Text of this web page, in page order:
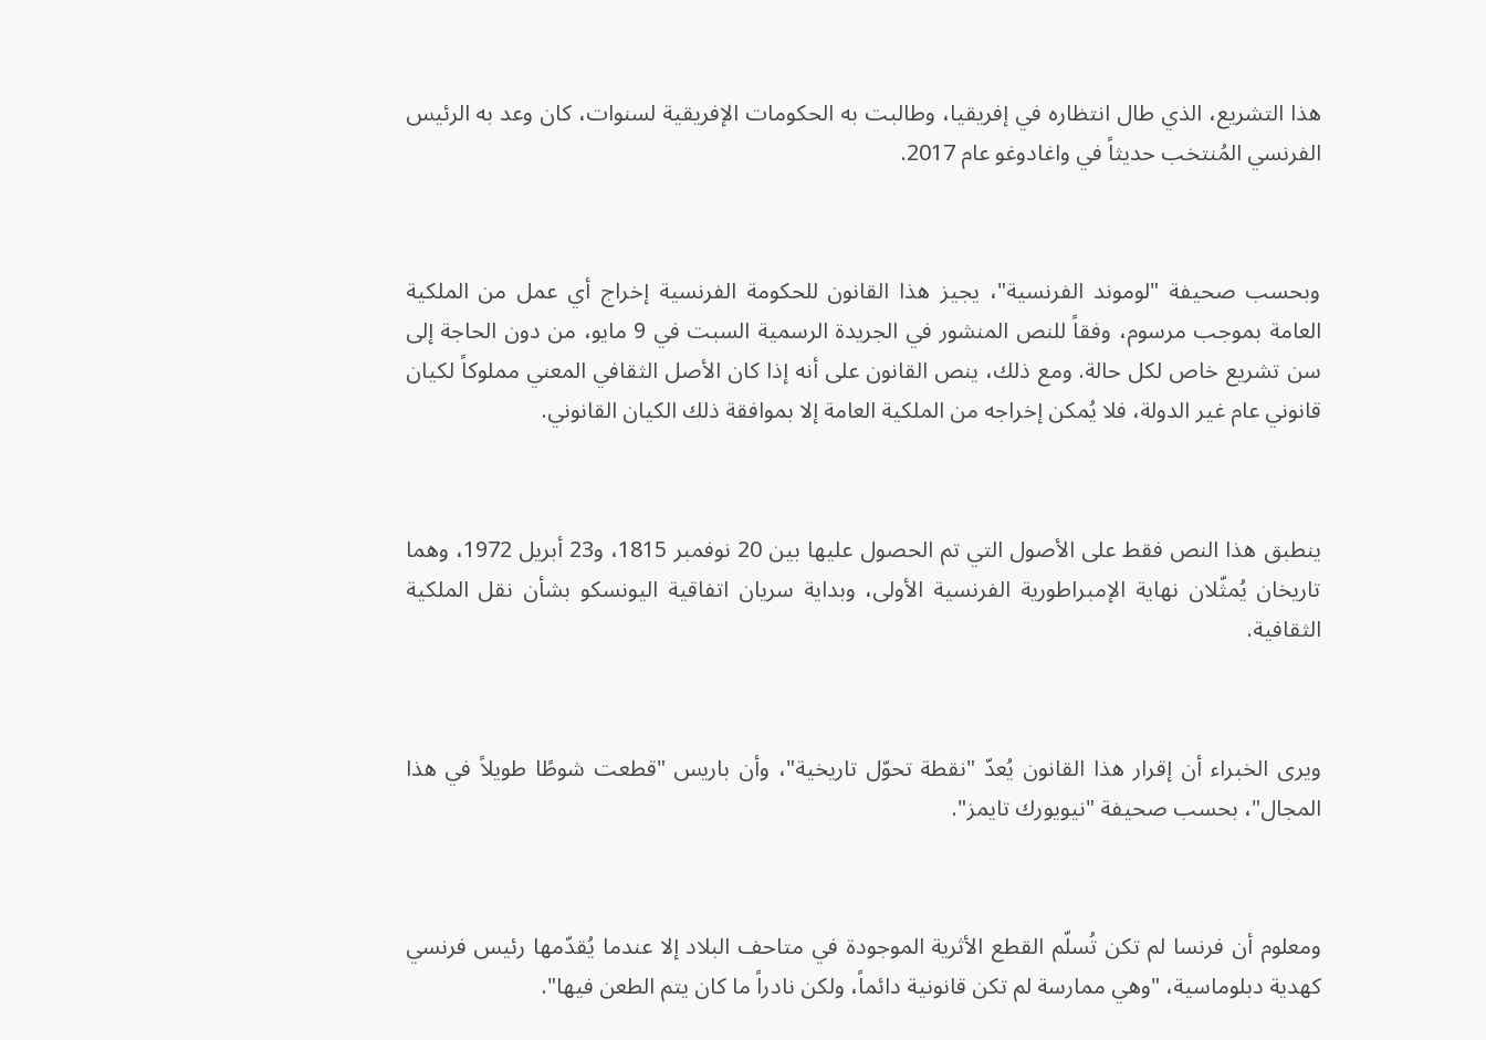
هذا التشريع، الذي طال انتظاره في إفريقيا، وطالبت به الحكومات الإفريقية لسنوات، كان وعد به الرئيس
الفرنسي المُنتخب حديثاً في واغادوغو عام 2017.
وبحسب صحيفة "لوموند الفرنسية"، يجيز هذا القانون للحكومة الفرنسية إخراج أي عمل من الملكية
العامة بموجب مرسوم، وفقاً للنص المنشور في الجريدة الرسمية السبت في 9 مايو، من دون الحاجة إلى
سن تشريع خاص لكل حالة. ومع ذلك، ينص القانون على أنه إذا كان الأصل الثقافي المعني مملوكاً لكيان
قانوني عام غير الدولة، فلا يُمكن إخراجه من الملكية العامة إلا بموافقة ذلك الكيان القانوني.
ينطبق هذا النص فقط على الأصول التي تم الحصول عليها بين 20 نوفمبر 1815، و23 أبريل 1972، وهما
تاريخان يُمثّلان نهاية الإمبراطورية الفرنسية الأولى، وبداية سريان اتفاقية اليونسكو بشأن نقل الملكية
الثقافية.
ويرى الخبراء أن إقرار هذا القانون يُعدّ "نقطة تحوّل تاريخية"، وأن باريس "قطعت شوطًا طويلاً في هذا
المجال"، بحسب صحيفة "نيويورك تايمز".
ومعلوم أن فرنسا لم تكن تُسلّم القطع الأثرية الموجودة في متاحف البلاد إلا عندما يُقدّمها رئيس فرنسي
كهدية دبلوماسية، "وهي ممارسة لم تكن قانونية دائماً، ولكن نادراً ما كان يتم الطعن فيها".